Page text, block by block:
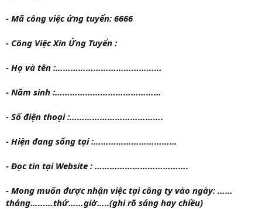
- Mã công việc ứng tuyển: 6666
- Công Việc Xin Ứng Tuyển :
- Họ và tên :……………………………………
- Năm sinh :……………………………………
- Số điện thoại :……………………………….
- Hiện đang sống tại :……………………………
- Đọc tin tại Website : ……………………………….
- Mong muốn được nhận việc tại công ty vào ngày: ……
tháng………thứ……giờ…..(ghi rõ sáng hay chiều)